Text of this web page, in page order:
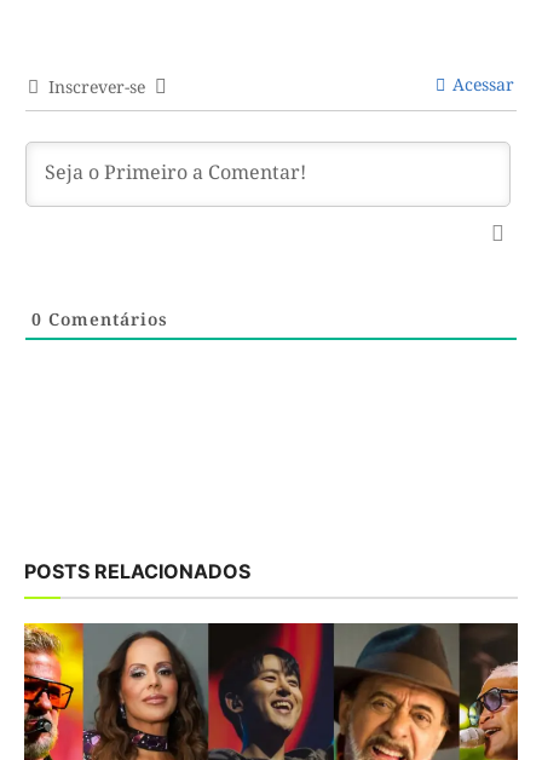
Inscrever-se Acessar
0 Comentários
POSTS RELACIONADOS